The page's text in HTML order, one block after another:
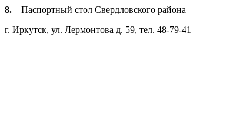
8. Паспортный стол Свердловского района
г. Иркутск, ул. Лермонтова д. 59, тел. 48-79-41